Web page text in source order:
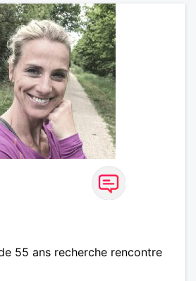
55 ans recherche rencontre